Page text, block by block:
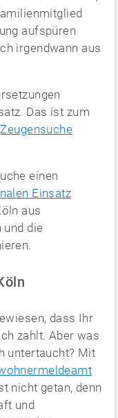
aufspüren
irgendwann aus
Das ist zum
Zeugensuche
einen
Einsatz
aus
die
dass Ihr
zahlt. Aber was
untertaucht? Mit
nicht getan, denn
und